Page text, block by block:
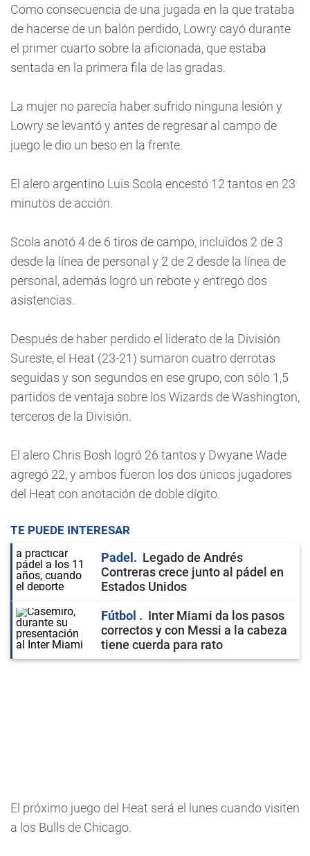
Como consecuencia de una jugada en la que trataba
de hacerse de un balón perdido, Lowry cayó durante
el primer cuarto sobre la aficionada, que estaba
sentada en la primera fila de las gradas.
La mujer no parecía haber sufrido ninguna lesión y
Lowry se levantó y antes de regresar al campo de
juego le dio un beso en la frente.
El alero argentino Luis Scola encestó 12 tantos en 23
minutos de acción.
Scola anotó 4 de 6 tiros de campo, incluidos 2 de 3
desde la línea de personal y 2 de 2 desde la línea de
personal, además logró un rebote y entregó dos
asistencias.
Después de haber perdido el liderato de la División
Sureste, el Heat (23-21) sumaron cuatro derrotas
seguidas y son segundos en ese grupo, con sólo 1,5
partidos de ventaja sobre los Wizards de Washington,
terceros de la División.
El alero Chris Bosh logró 26 tantos y Dwyane Wade
agregó 22, y ambos fueron los dos únicos jugadores
del Heat con anotación de doble dígito.
TE PUEDE INTERESAR
Padel
Legado de Andrés
Contreras crece junto al pádel en
Estados Unidos
Fútbol
Inter Miami da los pasos
correctos y con Messi a la cabeza
tiene cuerda para rato
El próximo juego del Heat será el lunes cuando visiten
a los Bulls de Chicago.